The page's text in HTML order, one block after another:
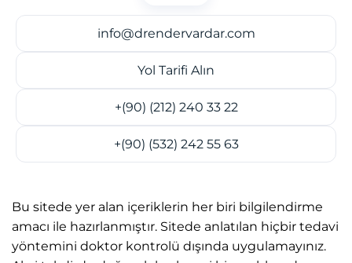
info@drendervardar.com
Yol Tarifi Alın
+(90) (212) 240 33 22
+(90) (532) 242 55 63
Bu sitede yer alan içeriklerin her biri bilgilendirme
amacı ile hazırlanmıştır. Sitede anlatılan hiçbir tedavi
yöntemini doktor kontrolü dışında uygulamayınız.